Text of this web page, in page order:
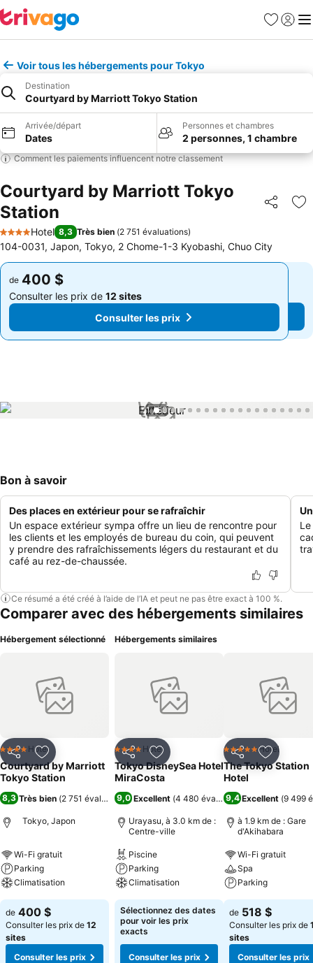
Favoris
Se
Voir tous les hébergements pour Tokyo
Destination
Courtyard by Marriott Tokyo Station
Arrivée/départ
Dates
Personnes et chambres
2 personnes, 1 chambre
Comment les paiements influencent notre classement
Courtyard by Marriott Tokyo
Station
Partager
4 Étoiles
Hotel 8,3 Très bien (2 751 évaluations)
104-0031, Japon, Tokyo, 2 Chome-1-3 Kyobashi, Chuo City
de 400 $
Consulter les prix de 12 sites
Consulter les prix
de 400 $
Consulter les prix de 12 sites
Consulter les prix
1 / 58
Bon à savoir
Des places en extérieur pour se rafraîchir
Un espace extérieur sympa offre un lieu de rencontre pour
les clients et les employés de bureau du coin, qui peuvent
y prendre des rafraîchissements légers du restaurant et du
café au rez-de-chaussée.
Ce résumé a été créé à l’aide de l’IA et peut ne pas être exact à 100 %.
Comparer avec des hébergements similaires
Hébergement sélectionné
PartagerAjouter à mes favoris
4 ÉtoilesHotel
Courtyard by Marriott
Tokyo Station
8,3 Très bien (2 751 évaluations)
Tokyo, Japon
Wi-Fi gratuit
Parking
Climatisation
de 400 $
Consulter les prix de 12
sites
Consulter les prix
Hébergements similaires
PartagerAjouter à mes favoris
4 ÉtoilesHotel
Tokyo DisneySea Hotel
MiraCosta
9,0 Excellent (4 480 évaluations)
Urayasu, à 3.0 km de :
Centre-ville
Piscine
Parking
Climatisation
Sélectionnez des dates
pour voir les prix
exacts
Consulter les prix
PartagerAjouter
5 Étoiles Hotel
The Tokyo Station
Hotel
9,4 Excellent (9 499
à 1.9 km de : Gare
d'Akihabara
Wi-Fi gratuit
Spa
Parking
de 518 $
Consulter les prix de
sites
Consulter les prix